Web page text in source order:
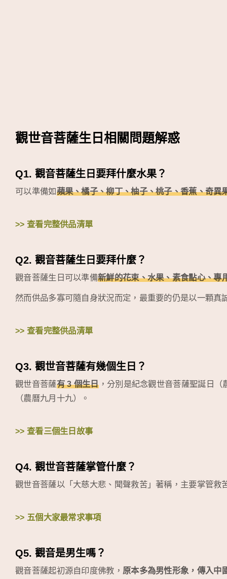
觀世音菩薩生日相關問題解惑
Q1. 觀音菩薩生日要拜什麼水果？
可以準備如蘋果、橘子、柳丁、柚子、桃子、香蕉、奇異
>> 查看完整供品清單
Q2. 觀音菩薩生日要拜什麼？
觀音菩薩生日可以準備新鮮的花束、水果、素食點心、專
然而供品多寡可隨自身狀況而定，最重要的仍是以一顆真
>> 查看完整供品清單
Q3. 觀世音菩薩有幾個生日？
觀世音菩薩有 3 個生日，分別是紀念觀世音菩薩聖誕日（
（農曆九月十九）。
>> 查看三個生日故事
Q4. 觀世音菩薩掌管什麼？
觀世音菩薩以「大慈大悲、聞聲救苦」著稱，主要掌管救
>> 五個大家最常求事項
Q5. 觀音是男生嗎？
觀音菩薩起初源自印度佛教， 原本多為男性形象，傳入中